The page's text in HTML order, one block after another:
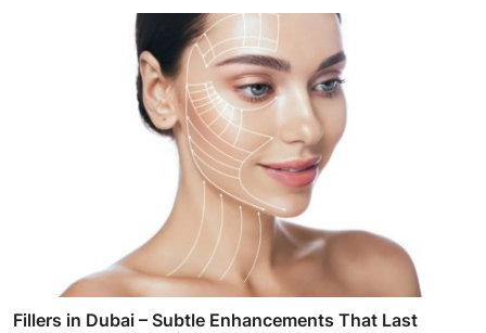
Fillers in Dubai – Subtle Enhancements That Last